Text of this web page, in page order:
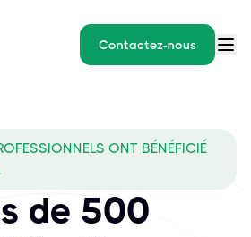
Contactez-nous
ONT BÉNÉFICIÉ
de 500